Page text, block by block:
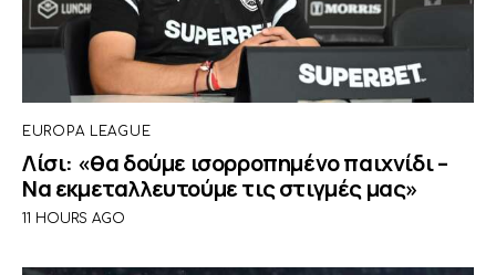
EUROPA LEAGUE
Λίσι: «θα δούμε ισορροπημένο παιχνίδι –
Να εκμεταλλευτούμε τις στιγμές μας»
11 HOURS AGO